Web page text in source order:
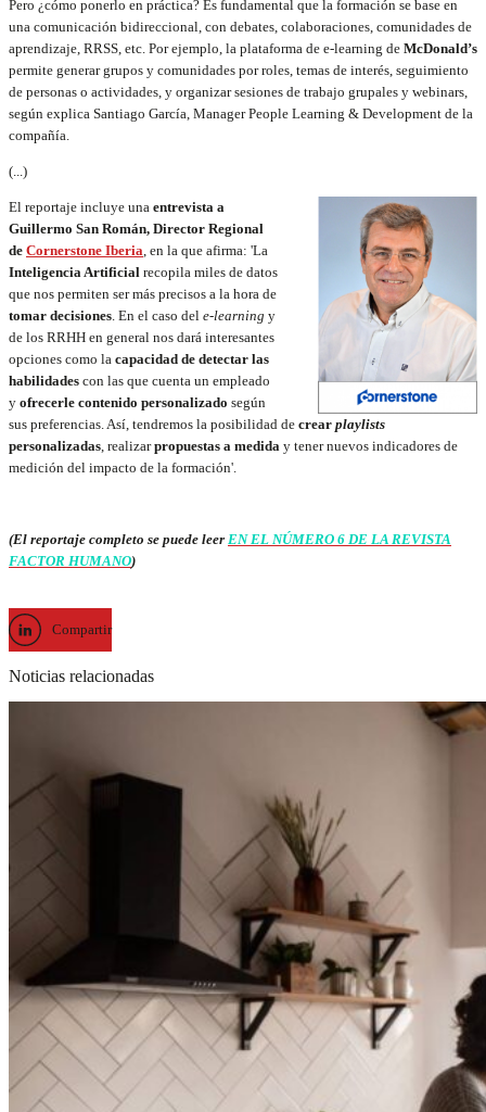
Pero ¿cómo ponerlo en práctica? Es fundamental que la formación se base en
una comunicación bidireccional, con debates, colaboraciones, comunidades de
aprendizaje, RRSS, etc. Por ejemplo, la plataforma de e-learning de McDonald’s
permite generar grupos y comunidades por roles, temas de interés, seguimiento
de personas o actividades, y organizar sesiones de trabajo grupales y webinars,
según explica Santiago García, Manager People Learning & Development de la
compañía.
(...)
El reportaje incluye una entrevista a
Guillermo San Román, Director Regional
de Cornerstone Iberia , en la que afirma: 'La
Inteligencia Artificial recopila miles de datos
que nos permiten ser más precisos a la hora de
tomar decisiones . En el caso del e-learning y
de los RRHH en general nos dará interesantes
opciones como la capacidad de detectar las
habilidades con las que cuenta un empleado
y ofrecerle contenido personalizado según
sus preferencias. Así, tendremos la posibilidad de crear playlists
personalizadas , realizarpropuestas a medida y tener nuevos indicadores de
medición del impacto de la formación'.
(El reportaje completo se puede leer EN EL NÚMERO 6 DE LA REVISTA
FACTOR HUMANO)
Compartir
Noticias relacionadas